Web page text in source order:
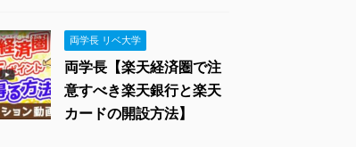
両学長 リベ大学
両学長【楽天経済圏で注
意すべき楽天銀行と楽天
カードの開設方法】